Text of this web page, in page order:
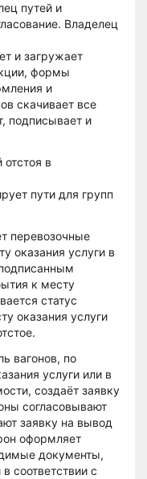
путей и
Владелец
и загружает
формы
и
скачивает все
подписывает и
отстоя в
пути для групп
перевозочные
оказания услуги в
к месту
статус
оказания услуги
вагонов, по
услуги или в
создаёт заявку
согласовывают
заявку на вывод
оформляет
документы,
соответствии с